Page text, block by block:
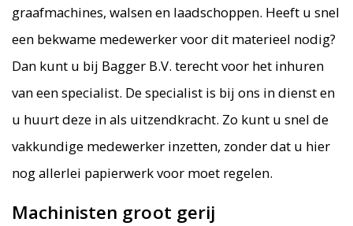
graafmachines, walsen en laadschoppen. Heeft u snel
een bekwame medewerker voor dit materieel nodig?
Dan kunt u bij Bagger B.V. terecht voor het inhuren
van een specialist. De specialist is bij ons in dienst en
u huurt deze in als uitzendkracht. Zo kunt u snel de
vakkundige medewerker inzetten, zonder dat u hier
nog allerlei papierwerk voor moet regelen.
Machinisten groot gerij